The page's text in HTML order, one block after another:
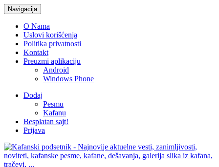
Navigacija
O Nama
Uslovi korišćenja
Politika privatnosti
Kontakt
Preuzmi aplikaciju
Android
Windows Phone
Dodaj
Pesmu
Kafanu
Besplatan sajt!
Prijava